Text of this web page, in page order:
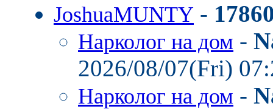
JoshuaMUNTY -
Нарколог на дом -
2026/08/07(Fri)
Нарколог на дом -